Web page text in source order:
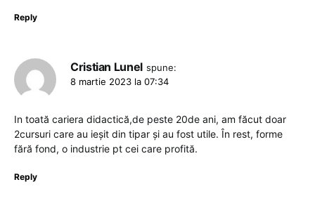
Reply
Cristian Lunel spune:
8 martie 2023 la 07:34
In toată cariera didactică,de peste 20de ani, am făcut doar
2cursuri care au ieșit din tipar și au fost utile. În rest, forme
fără fond, o industrie pt cei care profită.
Reply